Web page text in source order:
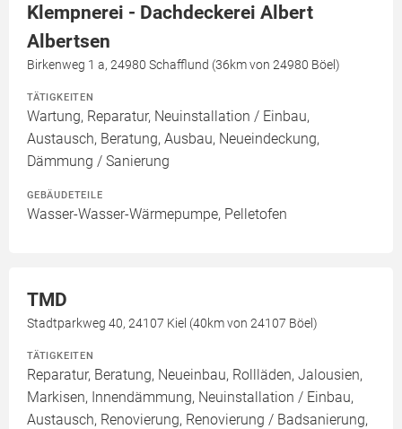
Klempnerei - Dachdeckerei Albert
Albertsen
Birkenweg 1 a, 24980 Schafflund (36km von 24980 Böel)
TÄTIGKEITEN
Wartung, Reparatur, Neuinstallation / Einbau,
Austausch, Beratung, Ausbau, Neueindeckung,
Dämmung / Sanierung
GEBÄUDETEILE
Wasser-Wasser-Wärmepumpe, Pelletofen
TMD
Stadtparkweg 40, 24107 Kiel (40km von 24107 Böel)
TÄTIGKEITEN
Reparatur, Beratung, Neueinbau, Rollläden, Jalousien,
Markisen, Innendämmung, Neuinstallation / Einbau,
Austausch, Renovierung, Renovierung / Badsanierung,